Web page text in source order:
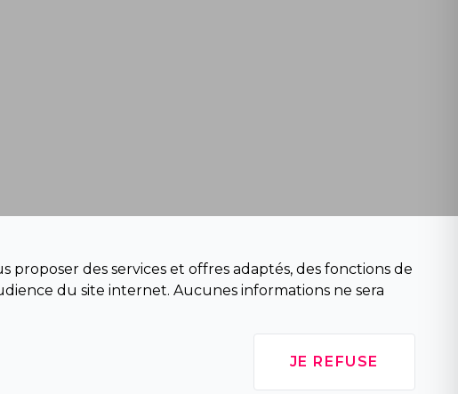
des services et offres adaptés, des fonctions de
du site internet. Aucunes informations ne sera
JE REFUSE